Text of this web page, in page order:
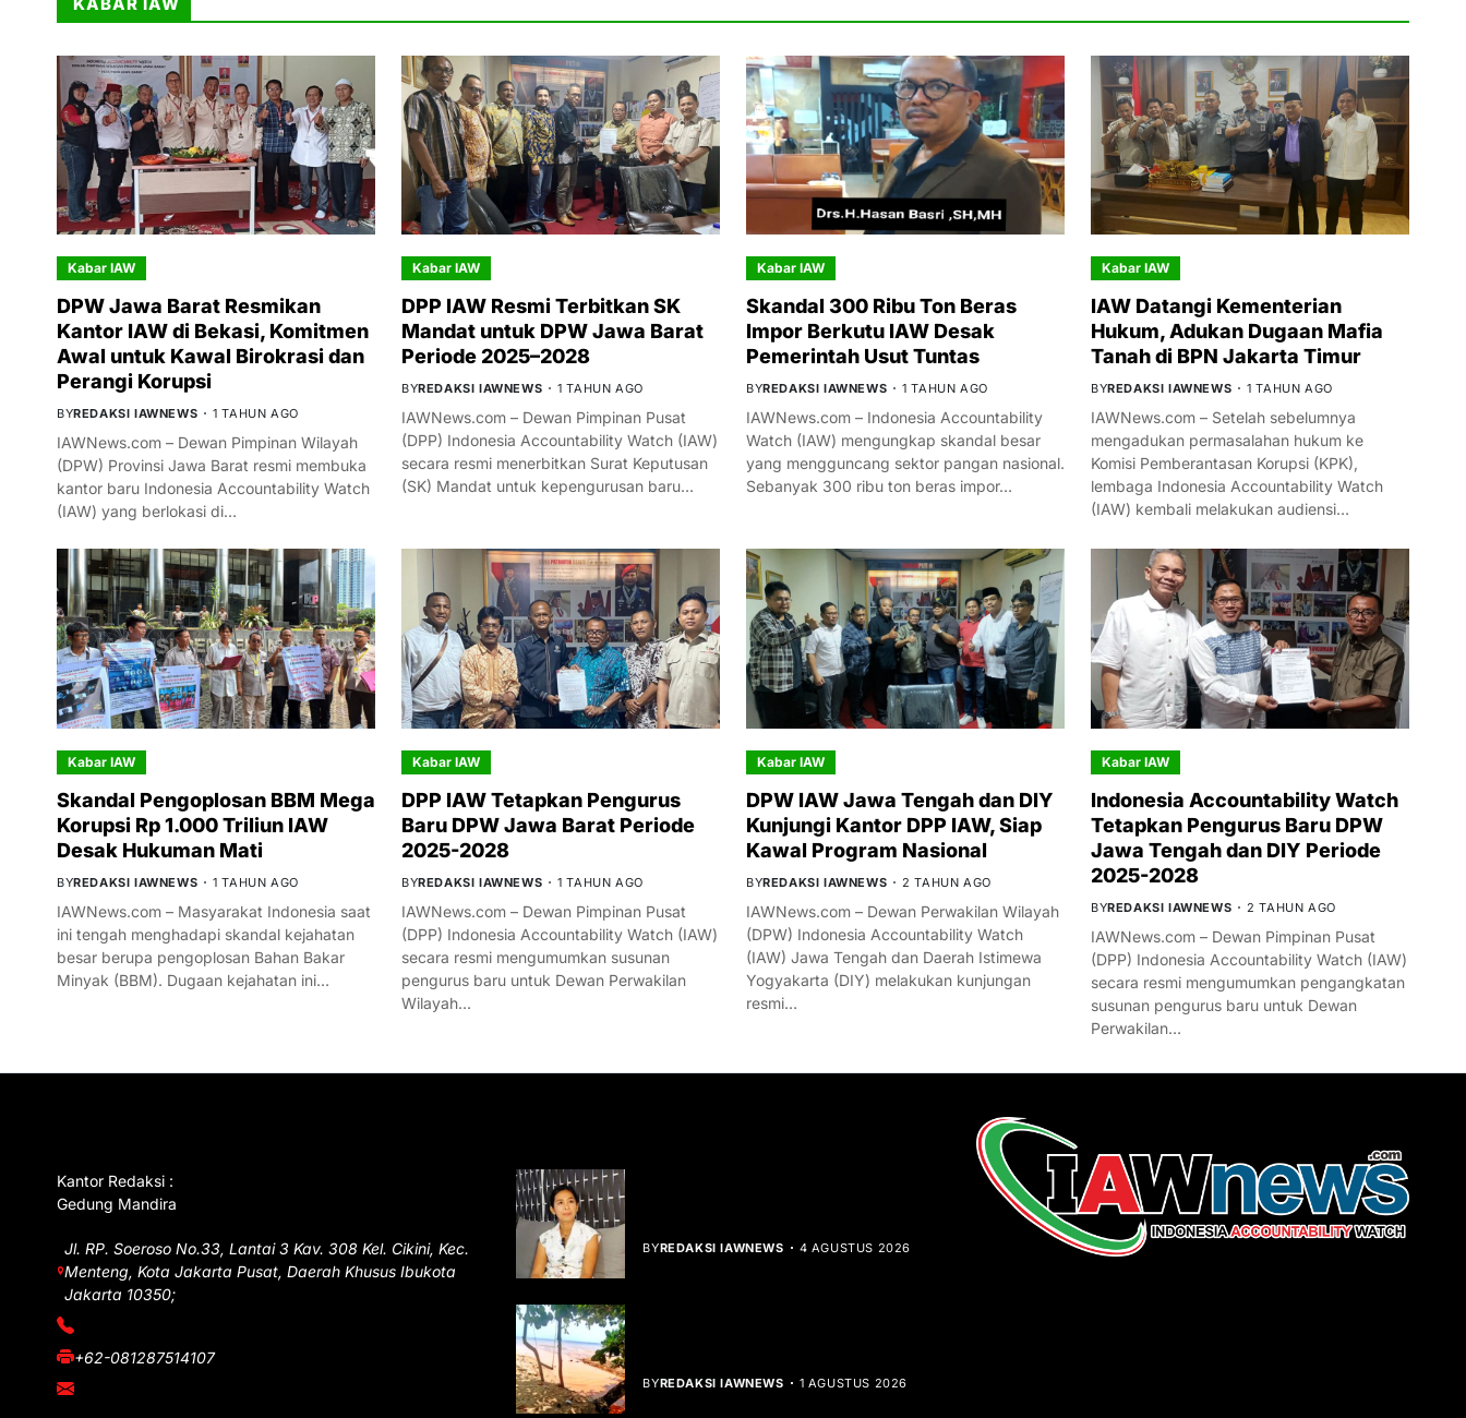
Kabar IAW
DPW Jawa Barat Resmikan
Kantor IAW di Bekasi, Komitmen
Awal untuk Kawal Birokrasi dan
Perangi Korupsi
BYREDAKSI IAWNEWS 1 TAHUN AGO
IAWNews.com – Dewan Pimpinan Wilayah
(DPW) Provinsi Jawa Barat resmi membuka
kantor baru Indonesia Accountability Watch
(IAW) yang berlokasi di…
Kabar IAW
DPP IAW Resmi Terbitkan SK
Mandat untuk DPW Jawa Barat
Periode 2025–2028
BYREDAKSI IAWNEWS 1 TAHUN AGO
IAWNews.com – Dewan Pimpinan Pusat
(DPP) Indonesia Accountability Watch (IAW)
secara resmi menerbitkan Surat Keputusan
(SK) Mandat untuk kepengurusan baru…
Kabar IAW
Skandal 300 Ribu Ton Beras
Impor Berkutu IAW Desak
Pemerintah Usut Tuntas
BYREDAKSI IAWNEWS 1 TAHUN AGO
IAWNews.com – Indonesia Accountability
Watch (IAW) mengungkap skandal besar
yang mengguncang sektor pangan nasional.
Sebanyak 300 ribu ton beras impor…
Kabar IAW
IAW Datangi Kementerian
Hukum, Adukan Dugaan Mafia
Tanah di BPN Jakarta Timur
BYREDAKSI IAWNEWS 1 TAHUN AGO
IAWNews.com – Setelah sebelumnya
mengadukan permasalahan hukum ke
Komisi Pemberantasan Korupsi (KPK),
lembaga Indonesia Accountability Watch
(IAW) kembali melakukan audiensi…
Kabar IAW
Skandal Pengoplosan BBM Mega
Korupsi Rp 1.000 Triliun IAW
Desak Hukuman Mati
BYREDAKSI IAWNEWS 1 TAHUN AGO
IAWNews.com – Masyarakat Indonesia saat
ini tengah menghadapi skandal kejahatan
besar berupa pengoplosan Bahan Bakar
Minyak (BBM). Dugaan kejahatan ini…
Kabar IAW
DPP IAW Tetapkan Pengurus
Baru DPW Jawa Barat Periode
2025-2028
BYREDAKSI IAWNEWS 1 TAHUN AGO
IAWNews.com – Dewan Pimpinan Pusat
(DPP) Indonesia Accountability Watch (IAW)
secara resmi mengumumkan susunan
pengurus baru untuk Dewan Perwakilan
Wilayah…
Kabar IAW
DPW IAW Jawa Tengah dan DIY
Kunjungi Kantor DPP IAW, Siap
Kawal Program Nasional
BYREDAKSI IAWNEWS 2 TAHUN AGO
IAWNews.com – Dewan Perwakilan Wilayah
(DPW) Indonesia Accountability Watch
(IAW) Jawa Tengah dan Daerah Istimewa
Yogyakarta (DIY) melakukan kunjungan
resmi…
Kabar IAW
Indonesia Accountability Watch
Tetapkan Pengurus Baru DPW
Jawa Tengah dan DIY Periode
2025-2028
BYREDAKSI IAWNEWS 2 TAHUN AGO
IAWNews.com – Dewan Pimpinan Pusat
(DPP) Indonesia Accountability Watch (IAW)
secara resmi mengumumkan pengangkatan
susunan pengurus baru untuk Dewan
Perwakilan…
Kantor Redaksi :
Gedung Mandira
Jl. RP. Soeroso No.33, Lantai 3 Kav. 308 Kel. Cikini, Kec.
Menteng, Kota Jakarta Pusat, Daerah Khusus Ibukota
Jakarta 10350;
+62-081287514107
BYREDAKSI IAWNEWS 4 AGUSTUS 2026
BYREDAKSI IAWNEWS 1 AGUSTUS 2026